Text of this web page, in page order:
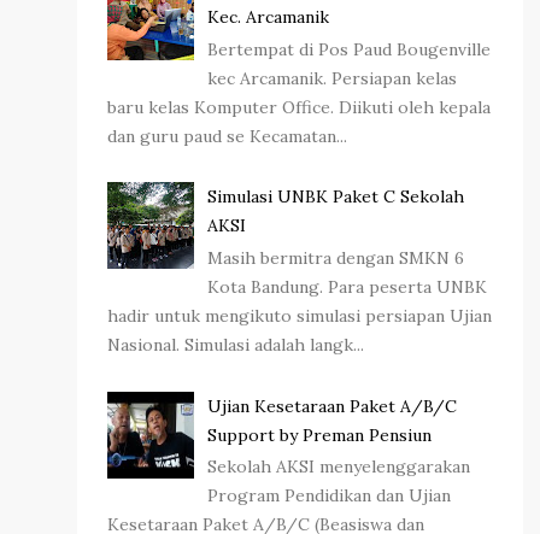
Kec. Arcamanik
Bertempat di Pos Paud Bougenville
kec Arcamanik. Persiapan kelas
baru kelas Komputer Office. Diikuti oleh kepala
dan guru paud se Kecamatan...
Simulasi UNBK Paket C Sekolah
AKSI
Masih bermitra dengan SMKN 6
Kota Bandung. Para peserta UNBK
hadir untuk mengikuto simulasi persiapan Ujian
Nasional. Simulasi adalah langk...
Ujian Kesetaraan Paket A/B/C
Support by Preman Pensiun
Sekolah AKSI menyelenggarakan
Program Pendidikan dan Ujian
Kesetaraan Paket A/B/C (Beasiswa dan